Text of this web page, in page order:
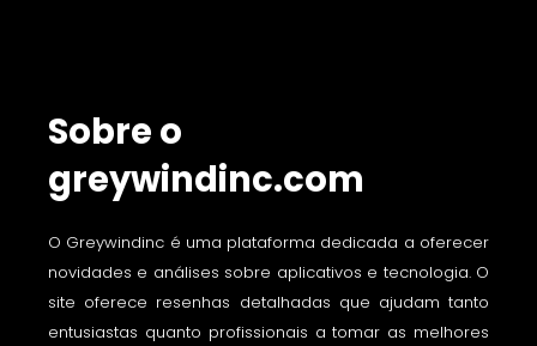
Sobre o
greywindinc.com
O Greywindinc é uma plataforma dedicada a oferecer
novidades e análises sobre aplicativos e tecnologia. O
site oferece resenhas detalhadas que ajudam tanto
entusiastas quanto profissionais a tomar as melhores